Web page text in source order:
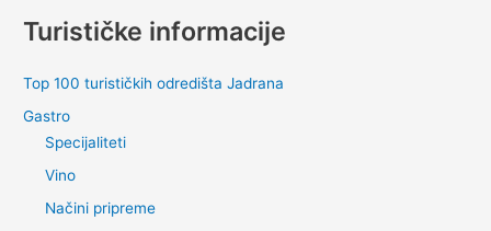
Turističke informacije
Top 100 turističkih odredišta Jadrana
Gastro
Specijaliteti
Vino
Načini pripreme